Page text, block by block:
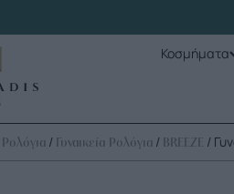
Κοσμήματα
Ρολόγια / Γυναικεία Ρολόγια / BREEZE /